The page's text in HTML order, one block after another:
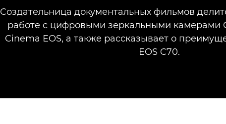
Создательница документальных фильмов
работе с цифровыми зеркальными камерами
Cinema EOS, а также рассказывает о
EOS C70.